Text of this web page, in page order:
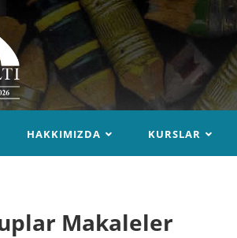
HAKKIMIZDA KURSLAR
Makaleler